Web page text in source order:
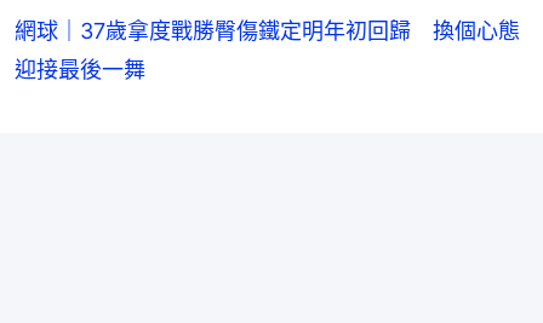
網球｜37歲拿度戰勝臀傷鐵定明年初回歸 換個心態
迎接最後一舞